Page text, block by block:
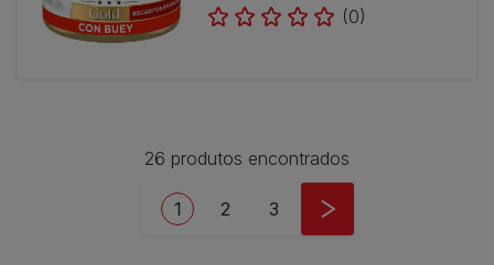
(0)
26 produtos encontrados
Current page
1 Page
2 Page
3